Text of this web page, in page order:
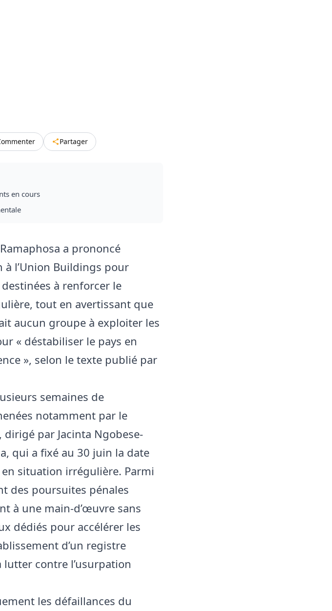
Partager
en cours
a prononcé
l’Union Buildings pour
à renforcer le
tout en avertissant que
aucun groupe à exploiter les
« déstabiliser le pays en
», selon le texte publié par
semaines de
notamment par le
par Jacinta Ngobese-
qui a fixé au 30 juin la date
situation irrégulière. Parmi
des poursuites pénales
à une main-d’œuvre sans
dédiés pour accélérer les
d’un registre
contre l’usurpation
les défaillances du